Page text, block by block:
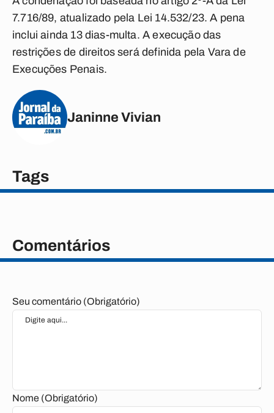
7.716/89, atualizado pela Lei 14.532/23. A pena
inclui ainda 13 dias-multa. A execução das
restrições de direitos será definida pela Vara de
Execuções Penais.
Janinne Vivian
Tags
Comentários
Seu comentário (Obrigatório)
Nome (Obrigatório)